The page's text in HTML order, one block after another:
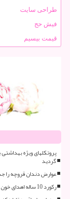
طراحی سایت
فیش حج
قیمت بیسیم
پروتکلهای ویژه
گردید
عوارض دندان قروچه را
رکورد 10 ساله اهدای خون شکسته شد